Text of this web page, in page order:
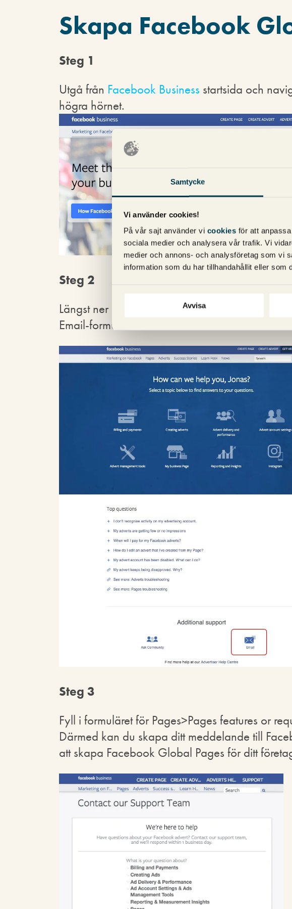
Samtycke
Vi använder cookies!
På vår sajt använder vi cookies för att
sociala medier och analysera vår trafik. Vi
medier och annons- och analysföretag som vi
information som du har tillhandahållit eller
Avvisa
Skapa Facebook
Steg 1
Utgå från Facebook Business startsida och
högra hörnet.
Steg 2
Längst ner på supportsidan klickar du vidare
Email-formuläret.
Steg 3
Fyll i formuläret för Pages>Pages features or
Därmed kan du skapa ditt meddelande till
att skapa Facebook Global Pages för ditt